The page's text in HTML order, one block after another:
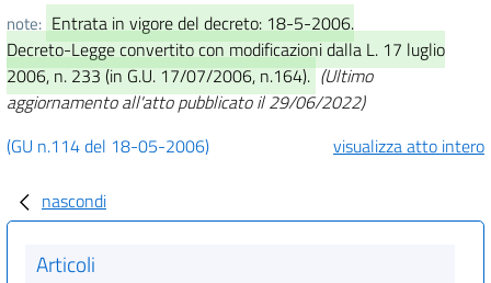
note: Entrata in vigore del decreto: 18-5-2006.
Decreto-Legge convertito con modificazioni dalla L. 17 luglio
2006, n. 233 (in G.U. 17/07/2006, n.164). (Ultimo
aggiornamento all'atto pubblicato il 29/06/2022)
(GU n.114 del 18-05-2006)
visualizza atto intero
nascondi
Articoli